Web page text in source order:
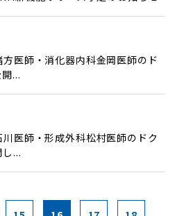
医師・消化器内科金岡医師のド
...
医師・形成外科松村医師のドク
...